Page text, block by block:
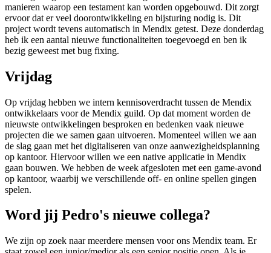
manieren waarop een testament kan worden opgebouwd. Dit zorgt
ervoor dat er veel doorontwikkeling en bijsturing nodig is. Dit
project wordt tevens automatisch in Mendix getest. Deze donderdag
heb ik een aantal nieuwe functionaliteiten toegevoegd en ben ik
bezig geweest met bug fixing.
Vrijdag
Op vrijdag hebben we intern kennisoverdracht tussen de Mendix
ontwikkelaars voor de Mendix guild. Op dat moment worden de
nieuwste ontwikkelingen besproken en bedenken vaak nieuwe
projecten die we samen gaan uitvoeren. Momenteel willen we aan
de slag gaan met het digitaliseren van onze aanwezigheidsplanning
op kantoor. Hiervoor willen we een native applicatie in Mendix
gaan bouwen. We hebben de week afgesloten met een game-avond
op kantoor, waarbij we verschillende off- en online spellen gingen
spelen.
Word jij Pedro's nieuwe collega?
We zijn op zoek naar meerdere mensen voor ons Mendix team. Er